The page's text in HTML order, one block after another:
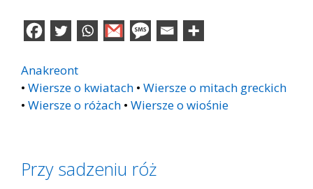
Anakreont
• Wiersze o kwiatach • Wiersze o mitach greckich
• Wiersze o różach • Wiersze o wiośnie
Przy sadzeniu róż